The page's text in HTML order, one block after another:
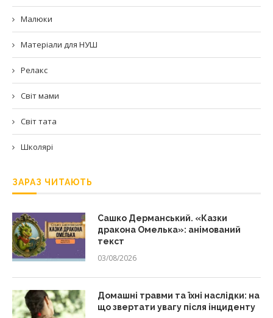
Малюки
Матеріали для НУШ
Релакс
Світ мами
Світ тата
Школярі
ЗАРАЗ ЧИТАЮТЬ
Сашко Дерманський. «Казки
дракона Омелька»: анімований
текст
03/08/2026
Домашні травми та їхні наслідки: на
що звертати увагу після інциденту